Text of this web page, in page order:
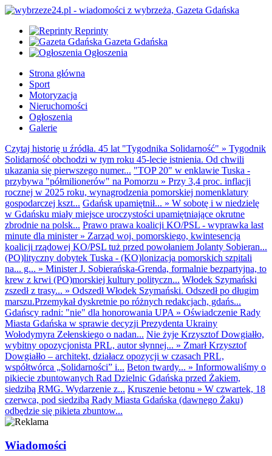
Reprinty
Gazeta Gdańska
Ogłoszenia
Strona główna
Sport
Motoryzacja
Nieruchomości
Ogłoszenia
Galerie
Czytaj historię u źródła. 45 lat "Tygodnika Solidarność" » Tygodnik
Solidarność obchodzi w tym roku 45-lecie istnienia. Od chwili
ukazania się pierwszego numer... "TOP 20" w enklawie Tuska -
przybywa "półmilionerów" na Pomorzu » Przy 3,4 proc. inflacji
rocznej w 2025 roku, wynagrodzenia pomorskiej nomenklatury
gospodarczej kszt... Gdańsk upamiętnił... » W sobotę i w niedzielę
w Gdańsku miały miejsce uroczystości upamiętniające okrutne
zbrodnie na polsk... Prawo prawa koalicji KO/PSL - wyprawka last
minute dla minister» Zarząd woj. pomorskiego, kwintesencja
koalicji rządowej KO/PSL tuż przed powołaniem Jolanty Sobieran...
(PO)lityczny dobytek Tuska - (KO)lonizacja pomorskich szpitali
na... g... » Minister J. Sobierańska-Grenda, formalnie bezpartyjna, to
krew z krwi (PO)morskiej kultury polityczn... Włodek Szymański
zszedł z trasy... » Odszedł Włodek Szymański. Odszedł po długim
marszu.Przemykał dyskretnie po różnych redakcjach, gdańs...
Gdańscy radni: "nie" dla honorowania UPA » Oświadczenie Rady
Miasta Gdańska w sprawie decyzji Prezydenta Ukrainy
Wołodymyra Zełenskiego o nadan... Nie żyje Krzysztof Dowgiałło,
wybitny opozycjonista PRL, autor słynnej... » Zmarł Krzysztof
Dowgiałło – architekt, działacz opozycji w czasach PRL,
współtwórca „Solidarności” i... Beton twardy... » Informowaliśmy o
pikiecie zbuntowanych Rad Dzielnic Gdańska przed Żakiem,
siedzibą RMG. Wydarzenie z... Kruszenie betonu » W czwartek, 18
czerwca, pod siedzibą Rady Miasta Gdańska (dawnego Żaku)
odbędzie się pikieta zbuntow...
Wiadomości